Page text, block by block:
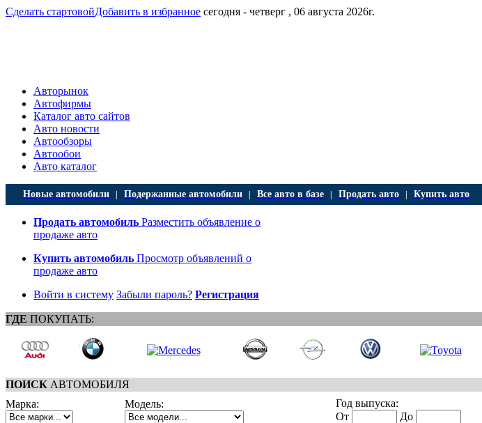
Сделать стартовойДобавить в избранное сегодня - четверг , 06 августа 2026г.
Авторынок
Автофирмы
Каталог авто сайтов
Авто новости
Автообзоры
Автообои
Авто каталог
Новые автомобили Подержанные автомобили Все авто в базе Продать авто Купить авто
Продать автомобиль Разместить объявление о
продаже авто
Купить автомобиль Просмотр объявлений о
продаже авто
Войти в систему Забыли пароль? Регистрация
ГДЕ ПОКУПАТЬ:
ПОИСК АВТОМОБИЛЯ
Марка:
Модель:
Год выпуска:
От
До